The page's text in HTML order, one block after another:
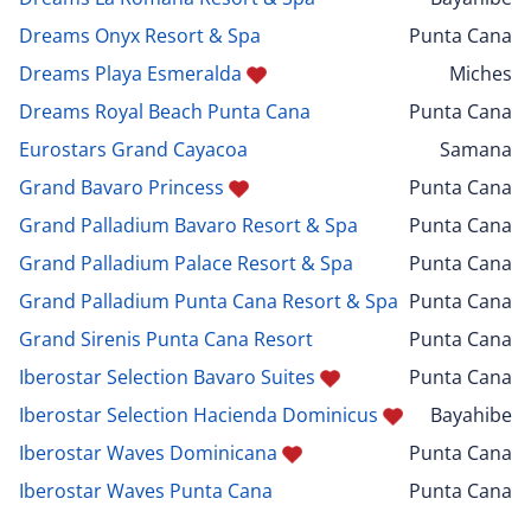
Dreams Onyx Resort & Spa
Punta Cana
Dreams Playa Esmeralda
Miches
Dreams Royal Beach Punta Cana
Punta Cana
Eurostars Grand Cayacoa
Samana
Grand Bavaro Princess
Punta Cana
Grand Palladium Bavaro Resort & Spa
Punta Cana
Grand Palladium Palace Resort & Spa
Punta Cana
Grand Palladium Punta Cana Resort & Spa Punta Cana
Grand Sirenis Punta Cana Resort
Punta Cana
Iberostar Selection Bavaro Suites
Punta Cana
Iberostar Selection Hacienda Dominicus
Bayahibe
Iberostar Waves Dominicana
Punta Cana
Iberostar Waves Punta Cana
Punta Cana